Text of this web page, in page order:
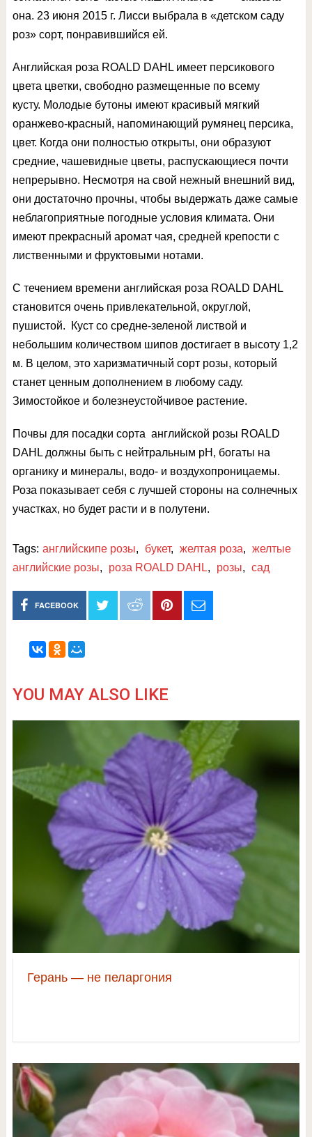
она. 23 июня 2015 г. Лисси выбрала в «детском саду
роз» сорт, понравившийся ей.
Английская роза ROALD DAHL имеет персикового
цвета цветки, свободно размещенные по всему
кусту. Молодые бутоны имеют красивый мягкий
оранжево-красный, напоминающий румянец персика,
цвет. Когда они полностью открыты, они образуют
средние, чашевидные цветы, распускающиеся почти
непрерывно. Несмотря на свой нежный внешний вид,
они достаточно прочны, чтобы выдержать даже самые
неблагоприятные погодные условия климата. Они
имеют прекрасный аромат чая, средней крепости с
лиственными и фруктовыми нотами.
С течением времени английская роза ROALD DAHL
становится очень привлекательной, округлой,
пушистой. Куст со средне-зеленой листвой и
небольшим количеством шипов достигает в высоту 1,2
м. В целом, это харизматичный сорт розы, который
станет ценным дополнением в любому саду.
Зимостойкое и болезнеустойчивое растение.
Почвы для посадки сорта английской розы ROALD
DAHL должны быть с нейтральным pH, богаты на
органику и минералы, водо- и воздухопроницаемы.
Роза показывает себя с лучшей стороны на солнечных
участках, но будет расти и в полутени.
Tags: английскипе розы, букет, желтая роза, желтые
английские розы, роза ROALD DAHL, розы, сад
FACEBOOK
YOU MAY ALSO LIKE
Герань — не пеларгония